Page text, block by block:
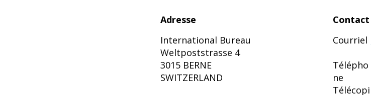
Adresse
International Bureau
Weltpoststrasse 4
3015 BERNE
SWITZERLAND
Contact
Courriel
Télépho
ne
Télécopi